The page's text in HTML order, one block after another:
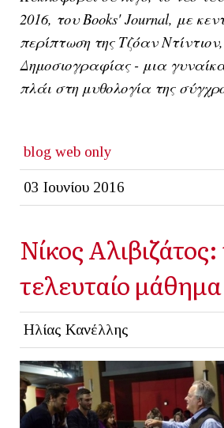
2016, του Books' Journal, με
περίπτωση της Τζόαν
Δημοσιογραφίας - μια
πλάι στη μυθολογία της
blog web only
03 Ιουνίου 2016
Νίκος Αλιβιζάτος:
τελευταίο μάθημα
Ηλίας Κανέλλης